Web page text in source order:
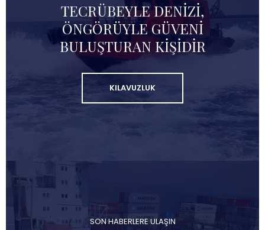
TECRÜBEYLE DENIZI,
ÖNGÖRÜYLE GÜVENI
BULUŞTURAN KIŞIDIR
KILAVUZLUK
SON HABERLERE ULAŞIN